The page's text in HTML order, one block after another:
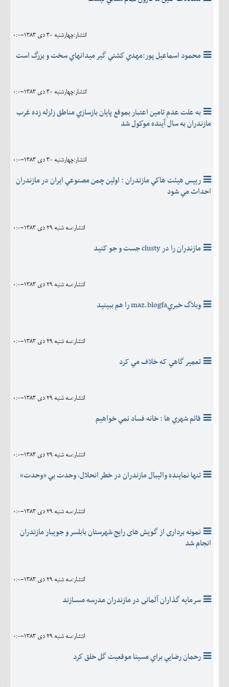
انتشار:چهارشنبه 30 دی 1383-0:0
محمود اسماعيل پور:مهدي كشتي گير ميدانهاي سخت و بزرگ است
انتشار:چهارشنبه 30 دی 1383-0:0
به علت عدم تامين اعتبار بموقع پايان بازسازي مناطق زلزله زده غرب
مازندران به سال آينده موكول شد
انتشار:چهارشنبه 30 دی 1383-0:0
رييس هيئت هاكي مازندران : اولين چمن مصنوعي ايران در مازندران
احداث مي شود
انتشار:سه شنبه 29 دی 1383-0:0
مازندران را در clusty جست و جو کنيد
انتشار:سه شنبه 29 دی 1383-0:0
وبلاگ خبريmaz.blogfa را هم ببينيد
انتشار:سه شنبه 29 دی 1383-0:0
تعمير گاهي که خلاف مي کرد
انتشار:سه شنبه 29 دی 1383-0:0
قائم شهري ها : خانه فساد نمي خواهيم
انتشار:سه شنبه 29 دی 1383-0:0
تنها نماينده واليبال مازندران در خطر انحلال، وحدت بي «وحدت»
انتشار:سه شنبه 29 دی 1383-0:0
نمونه بردارى از گويش هاى رايج شهرستان بابلسر و جويبار مازندران
انجام شد
انتشار:سه شنبه 29 دی 1383-0:0
سرمايه گذاران آلمانى در مازندران مدرسه مىسازند
انتشار:سه شنبه 29 دی 1383-0:0
رحمان رضايي براي مسينا موقعيت گل خلق كرد